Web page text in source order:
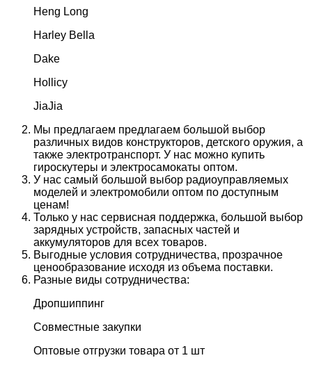
Heng Long
Harley Bella
Dake
Hollicy
JiaJia
Мы предлагаем предлагаем большой выбор
различных видов конструкторов, детского оружия, а
также электротранспорт. У нас можно купить
гироскутеры и электросамокаты оптом.
У нас самый большой выбор радиоуправляемых
моделей и электромобили оптом по доступным
ценам!
Только у нас сервисная поддержка, большой выбор
зарядных устройств, запасных частей и
аккумуляторов для всех товаров.
Выгодные условия сотрудничества, прозрачное
ценообразование исходя из объема поставки.
Разные виды сотрудничества:
Дропшиппинг
Совместные закупки
Оптовые отгрузки товара от 1 шт